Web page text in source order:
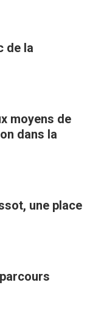
de la
moyens de
dans la
une place